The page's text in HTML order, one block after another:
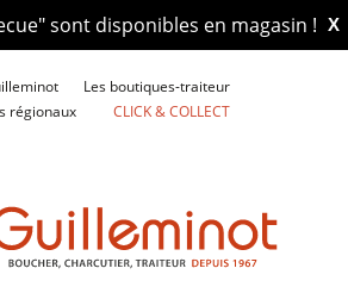
X
sont disponibles en magasin !
Les boutiques-traiteur
régionaux
CLICK & COLLECT